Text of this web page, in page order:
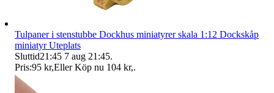
Tulpaner i stenstubbe Dockhus miniatyrer skala 1:12 Dockskåp
miniatyr Uteplats
Sluttid21:45 7 aug 21:45.
Pris:95 kr,Eller Köp nu 104 kr,.